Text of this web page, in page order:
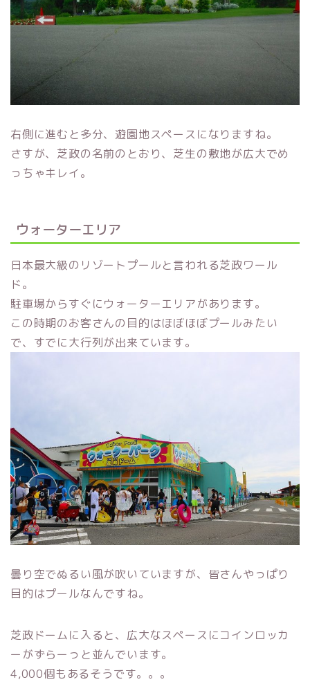
右側に進むと多分、遊園地スペースになりますね。
さすが、芝政の名前のとおり、芝生の敷地が広大でめ
っちゃキレイ。
ウォーターエリア
日本最大級のリゾートプールと言われる芝政ワール
ド。
駐車場からすぐにウォーターエリアがあります。
この時期のお客さんの目的はほぼほぼプールみたい
で、すでに大行列が出来ています。
曇り空でぬるい風が吹いていますが、皆さんやっぱり
目的はプールなんですね。
芝政ドームに入ると、広大なスペースにコインロッカ
ーがずらーっと並んでいます。
4,000個もあるそうです。。。